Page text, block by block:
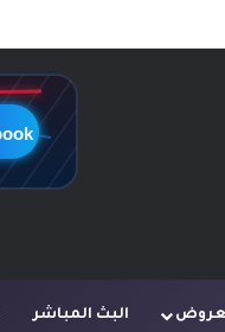
البث المباشر